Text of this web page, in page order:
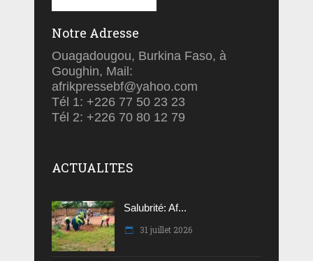
Notre Adresse
Ouagadougou, Burkina Faso, à
Goughin, Mail:
afrikpressebf@yahoo.com
Tél 1: +226 77 50 23 23
Tél 2: +226 70 80 12 79
ACTUALITES
Salubrité: Af...
31 juillet 2026